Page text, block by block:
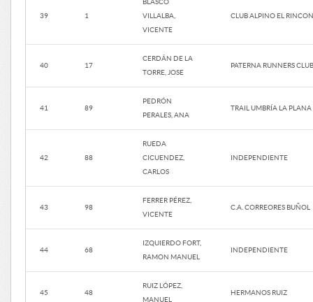
39 1
BLASCO
VILLALBA,
VICENTE
CLUB ALPINO EL RINCON
40 17
CERDÁN DE LA
TORRE, JOSE
PATERNA RUNNERS CLUB
41 89
PEDRÓN
PERALES, ANA
TRAIL UMBRÍA LA PLANA
42 88
RUEDA
CICUENDEZ,
CARLOS
INDEPENDIENTE
43 98
FERRER PÉREZ,
VICENTE
C.A. CORREORES BUÑOL
44 68
IZQUIERDO FORT,
RAMON MANUEL
INDEPENDIENTE
45 48
RUIZ LÓPEZ,
MANUEL
HERMANOS RUIZ